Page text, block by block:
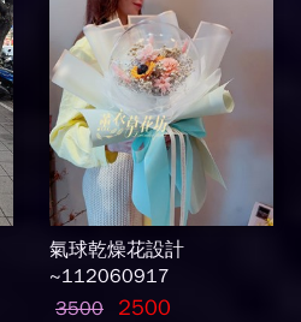
氣球乾燥花設計
~112060917
3500
2500